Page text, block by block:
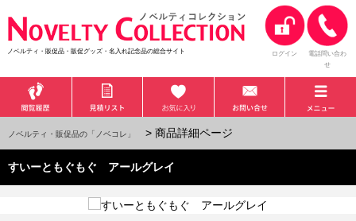
ノベルティ・販促品・販促グッズ・名入れ記念品の総合サイト ログイン
電話問い合わ
せ
ノベルティ・販促品の「ノベコレ」 > 商品詳細ページ
すいーともぐもぐ アールグレイ